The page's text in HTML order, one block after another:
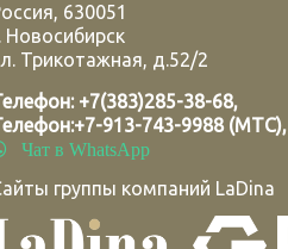
, 630051
Новосибирск
Трикотажная, д.52/2
+7(383)285-38-68,
+7-913-743-9988 (МТС),
Чат в WhatsApp
группы компаний LaDina